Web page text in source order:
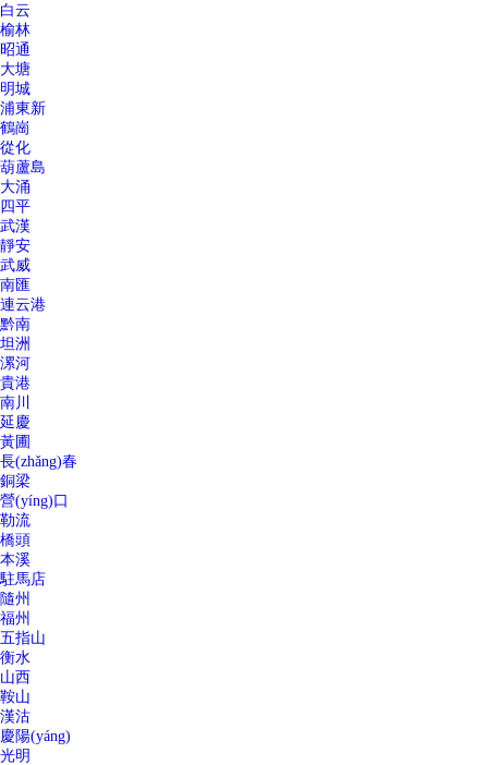
白云
榆林
昭通
大塘
明城
浦東新
鶴崗
從化
葫蘆島
大涌
四平
武漢
靜安
武威
南匯
連云港
黔南
坦洲
漯河
貴港
南川
延慶
黃圃
長(zhǎng)春
銅梁
營(yíng)口
勒流
橋頭
本溪
駐馬店
隨州
福州
五指山
衡水
山西
鞍山
漢沽
慶陽(yáng)
光明